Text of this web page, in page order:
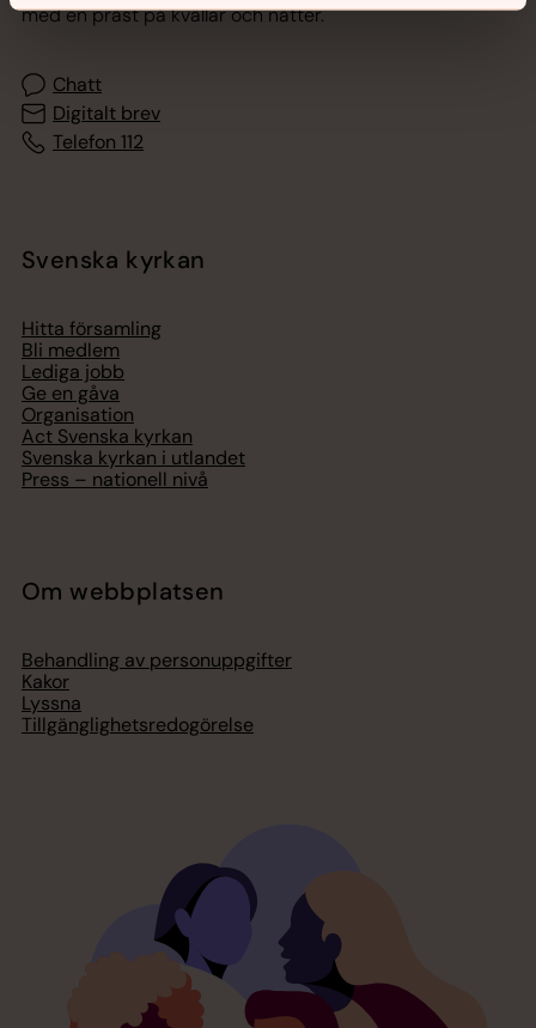
med en präst på kvällar och nätter.
Chatt
Digitalt brev
Telefon 112
Svenska kyrkan
Hitta församling
Bli medlem
Lediga jobb
Ge en gåva
Organisation
Act Svenska kyrkan
Svenska kyrkan i utlandet
Press – nationell nivå
Om webbplatsen
Behandling av personuppgifter
Kakor
Lyssna
Tillgänglighetsredogörelse